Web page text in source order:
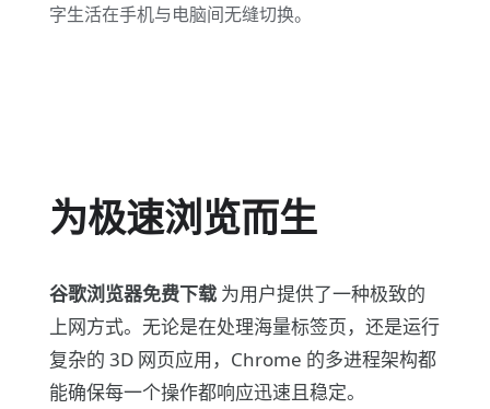
字生活在手机与电脑间无缝切换。
为极速浏览而生
谷歌浏览器免费下载为用户提供了一种极致的
上网方式。无论是在处理海量标签页，还是运行
复杂的 3D 网页应用，Chrome 的多进程架构都
能确保每一个操作都响应迅速且稳定。